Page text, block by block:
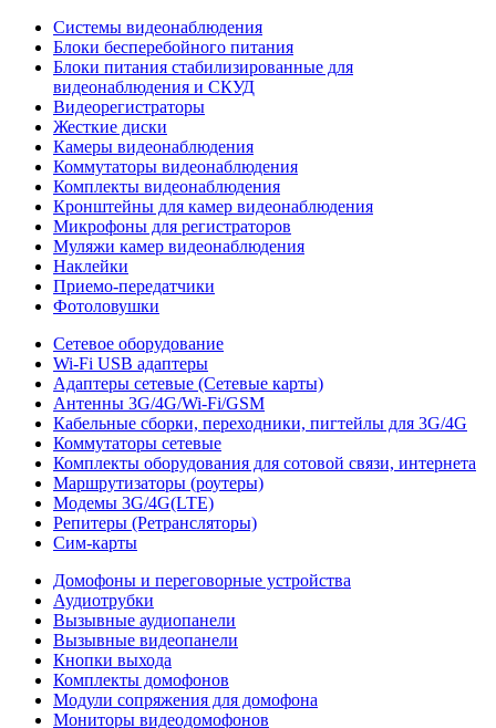
Системы видеонаблюдения
Блоки бесперебойного питания
Блоки питания стабилизированные для
видеонаблюдения и СКУД
Видеорегистраторы
Жесткие диски
Камеры видеонаблюдения
Коммутаторы видеонаблюдения
Комплекты видеонаблюдения
Кронштейны для камер видеонаблюдения
Микрофоны для регистраторов
Муляжи камер видеонаблюдения
Наклейки
Приемо-передатчики
Фотоловушки
Сетевое оборудование
Wi-Fi USB адаптеры
Адаптеры сетевые (Сетевые карты)
Антенны 3G/4G/Wi-Fi/GSM
Кабельные сборки, переходники, пигтейлы для 3G/4G
Коммутаторы сетевые
Комплекты оборудования для сотовой связи, интернета
Маршрутизаторы (роутеры)
Модемы 3G/4G(LTE)
Репитеры (Ретрансляторы)
Сим-карты
Домофоны и переговорные устройства
Аудиотрубки
Вызывные аудиопанели
Вызывные видеопанели
Кнопки выхода
Комплекты домофонов
Модули сопряжения для домофона
Мониторы видеодомофонов